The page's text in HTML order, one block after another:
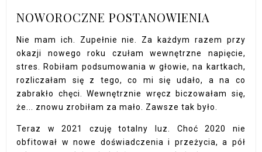
NOWOROCZNE POSTANOWIENIA
Nie mam ich. Zupełnie nie. Za każdym razem przy
okazji nowego roku czułam wewnętrzne napięcie,
stres. Robiłam podsumowania w głowie, na kartkach,
rozliczałam się z tego, co mi się udało, a na co
zabrakło chęci. Wewnętrznie wręcz biczowałam się,
że... znowu zrobiłam za mało. Zawsze tak było.
Teraz w 2021 czuję totalny luz. Choć 2020 nie
obfitował w nowe doświadczenia i przeżycia, a pół